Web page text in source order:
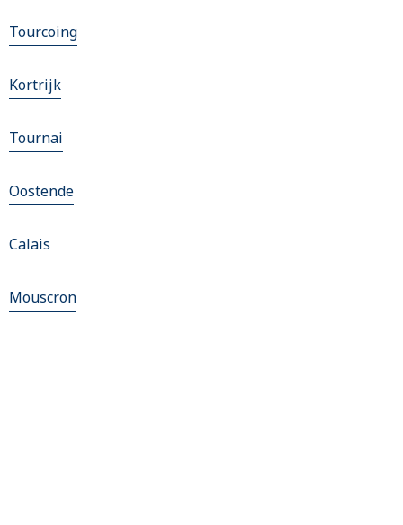
Tourcoing
Kortrijk
Tournai
Oostende
Calais
Mouscron